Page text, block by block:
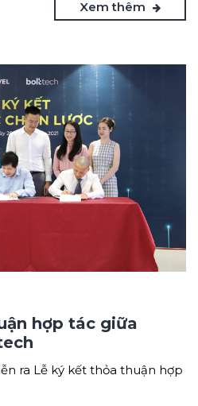
Xem thêm
hợp tác giữa
ra Lễ ký kết thỏa thuận hợp